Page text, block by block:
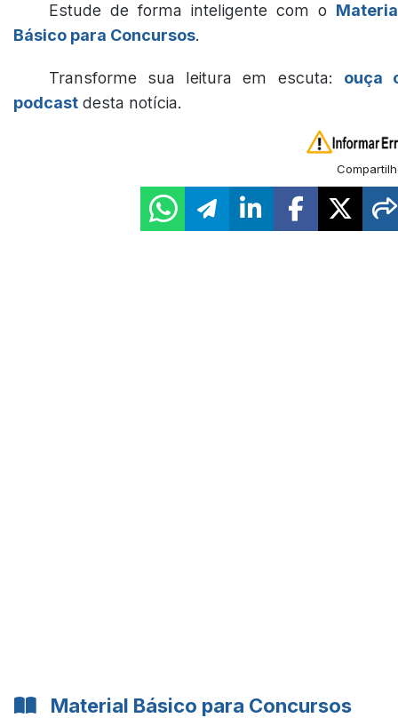
Estude de forma inteligente com o
Básico para Concursos.
Transforme sua leitura em escuta: ouça
podcast desta notícia.
Material Básico para Concursos